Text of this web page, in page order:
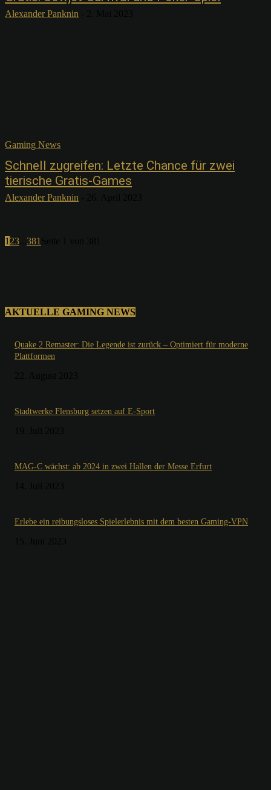
Alexander Panknin
Gaming News
Schnell zugreifen: Letzte Chance für zwei
tierische Gratis-Games
Alexander Panknin
1 23 381
AKTUELLE GAMING NEWS
Quake 2 Remaster: Die Legende ist zurück – Optimiert für moderne
Plattformen
Stadtwerke Flensburg setzen auf E-Sport
MAG-C wächst: ab 2024 in zwei Hallen der Messe Erfurt
Erlebe ein reibungsloses Spielerlebnis mit dem besten Gaming-VPN